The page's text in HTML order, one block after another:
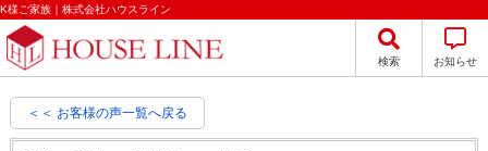
K様ご家族｜株式会社ハウスライン
検索 お知らせ
＜＜ お客様の声一覧へ戻る